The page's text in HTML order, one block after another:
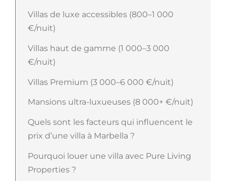
Villas de luxe accessibles (800–1 000
€/nuit)
Villas haut de gamme (1 000–3 000
€/nuit)
Villas Premium (3 000–6 000 €/nuit)
Mansions ultra-luxueuses (8 000+ €/nuit)
Quels sont les facteurs qui influencent le
prix d’une villa à Marbella ?
Pourquoi louer une villa avec Pure Living
Properties ?